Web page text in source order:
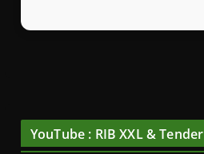
YouTube : RIB XXL & Tender